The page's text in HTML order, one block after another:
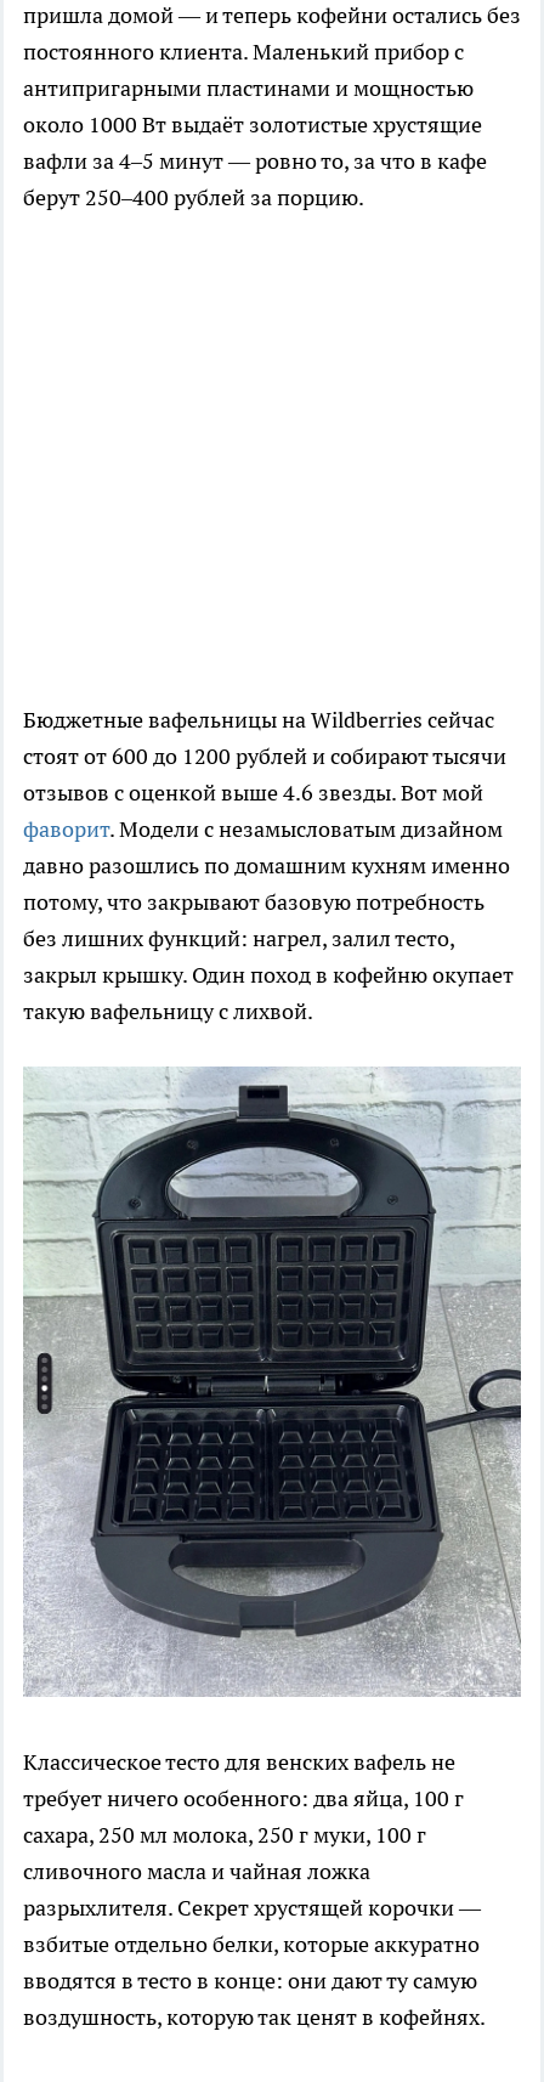
пришла домой — и теперь кофейни остались без
постоянного клиента. Маленький прибор с
антипригарными пластинами и мощностью
около 1000 Вт выдаёт золотистые хрустящие
вафли за 4–5 минут — ровно то, за что в кафе
берут 250–400 рублей за порцию.
Бюджетные вафельницы на Wildberries сейчас
стоят от 600 до 1200 рублей и собирают тысячи
отзывов с оценкой выше 4.6 звезды. Вот мой
фаворит. Модели с незамысловатым дизайном
давно разошлись по домашним кухням именно
потому, что закрывают базовую потребность
без лишних функций: нагрел, залил тесто,
закрыл крышку. Один поход в кофейню окупает
такую вафельницу с лихвой.
Классическое тесто для венских вафель не
требует ничего особенного: два яйца, 100 г
сахара, 250 мл молока, 250 г муки, 100 г
сливочного масла и чайная ложка
разрыхлителя. Секрет хрустящей корочки —
взбитые отдельно белки, которые аккуратно
вводятся в тесто в конце: они дают ту самую
воздушность, которую так ценят в кофейнях.